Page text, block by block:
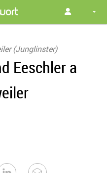
(Junglinster)
Eeschler a